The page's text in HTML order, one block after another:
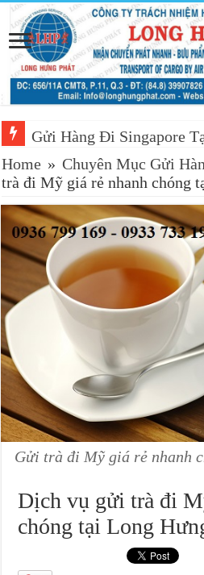
Gửi Hàng Đi Singapore
Home » Chuyên Mục Gửi
trà đi Mỹ giá rẻ nhanh chóng
Gửi trà đi Mỹ giá rẻ nhanh
Dịch vụ gửi trà đi
chóng tại Long